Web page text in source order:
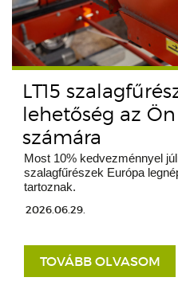
LT15
lehetőség az
számára
Most 10% kedvezménnyel
szalagfűrészek Európa
tartoznak.
2026.06.29.
TOVÁBB OLVASOM